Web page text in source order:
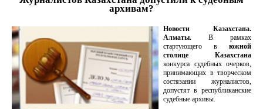
архивам?
Новости Казахстана.
Алматы. В рамках
стартующего в южной
столице Казахстана
конкурса судебных очерков,
принимающих в творческом
состязании журналистов,
допустят в республиканские
судебные архивы.